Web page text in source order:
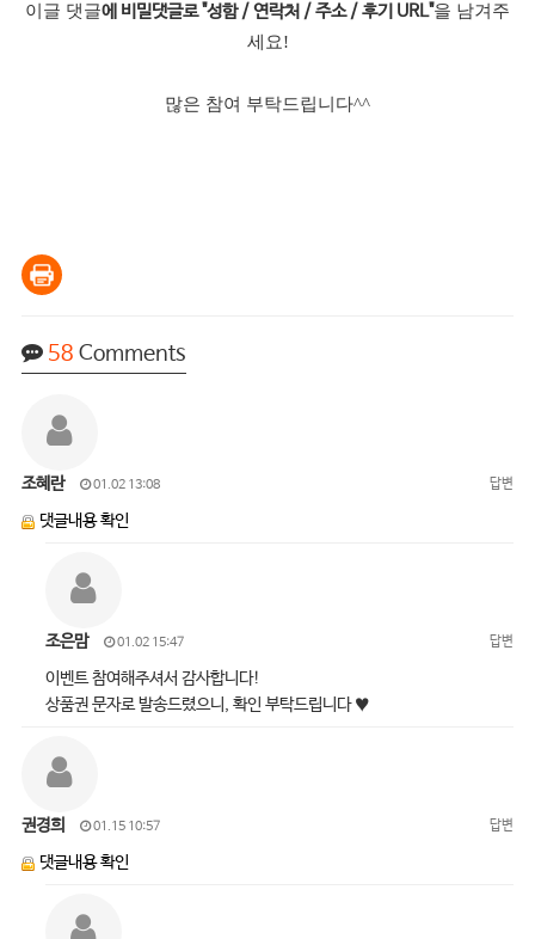
이글 댓글에 비밀댓글로 "성함 / 연락처 / 주소 / 후기 URL"을 남겨주
세요!
많은 참여 부탁드립니다^^
58 Comments
조혜란 01.02 13:08 답변
댓글내용 확인
조은맘 01.02 15:47 답변
이벤트 참여해주셔서 감사합니다!
상품권 문자로 발송드렸으니, 확인 부탁드립니다 ♥
권경희 01.15 10:57 답변
댓글내용 확인